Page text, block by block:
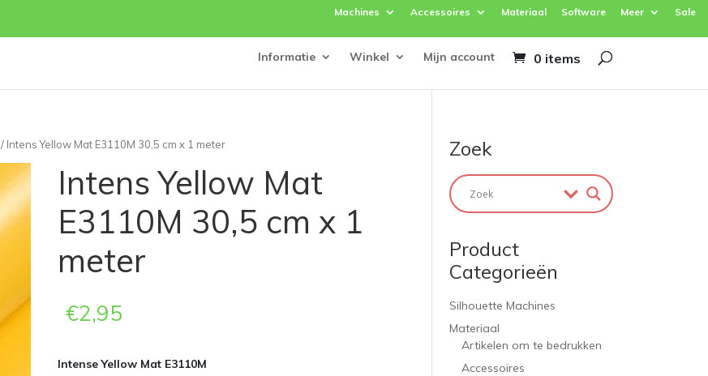
Machines Accessoires Materiaal Software Meer Sale
Informatie Winkel Mijn account 0 items
/ Intens Yellow Mat E3110M 30,5 cm x 1 meter
Intens Yellow Mat
E3110M 30,5 cm x 1
meter
€2,95
Intense Yellow Mat E3110M
Zoek
Product
Categorieën
Silhouette Machines
Materiaal
Artikelen om te bedrukken
Accessoires